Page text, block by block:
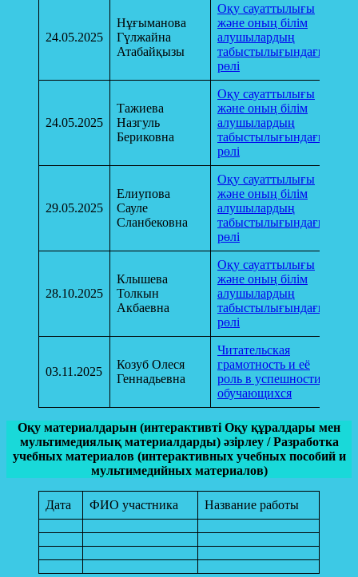
24.05.2025
Нұғыманова
Гүлжайна
Атабайқызы
Оқу сауаттылығы
және оның білім
алушылардың
табыстылығындағы
рөлі
24.05.2025
Тажиева
Назгуль
Бериковна
Оқу сауаттылығы
және оның білім
алушылардың
табыстылығындағы
рөлі
29.05.2025
Елиупова
Сауле
Сланбековна
Оқу сауаттылығы
және оның білім
алушылардың
табыстылығындағы
рөлі
28.10.2025
Клышева
Толкын
Акбаевна
Оқу сауаттылығы
және оның білім
алушылардың
табыстылығындағы
рөлі
03.11.2025
Козуб Олеся
Геннадьевна
Читательская
грамотность и её
роль в успешности
обучающихся
Оқу материалдарын (интерактивті Оқу құралдары мен
мультимедиялық материалдарды) әзірлеу / Разработка
учебных материалов (интерактивных учебных пособий и
мультимедийных материалов)
Дата ФИО участника Название работы